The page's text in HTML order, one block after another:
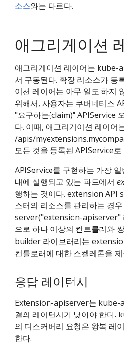
소스와는 다르다.
애그리게이션
애그리게이션 레이어는 kube-
서 구동된다. 확장 리소스가 등
이션 레이어는 아무 일도 하지
위해서, 사용자는 쿠버네티스
"요구하는(claim)" APIService
다. 이때, 애그리게이션 레이어
/apis/
모든 것을 등록된 APIService
APIService를 구현하는 가장
내에 실행되고 있는 파드에서
행하는 것이다. extension API
스터의 리소스를 관리하는 경
server("extension-apiserver"
으로 하나 이상의 컨트롤러와
builder 라이브러리는
컨틀로러에 대한 스켈레톤을
응답 레이턴시
Extension-apiserver는 kube-
결의 레이턴시가 낮아야 한다.
의 디스커버리 요청은 왕복 레
한다.